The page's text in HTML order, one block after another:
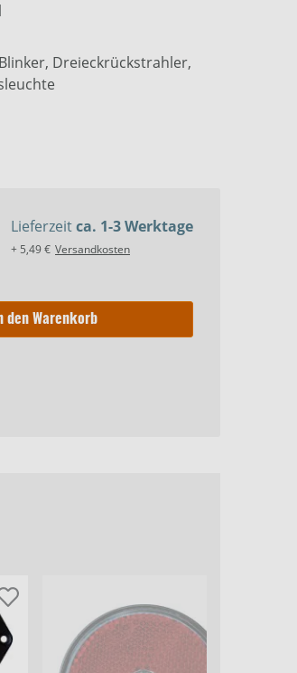
Dreieckrückstrahler,
Lieferzeitca. 1-3 Werktage
+ 5,49 € Versandkosten
den Warenkorb